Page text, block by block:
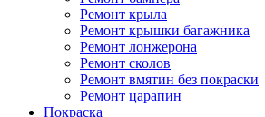
Ремонт крыла
Ремонт крышки багажника
Ремонт лонжерона
Ремонт сколов
Ремонт вмятин без покраски
Ремонт царапин
Покраска